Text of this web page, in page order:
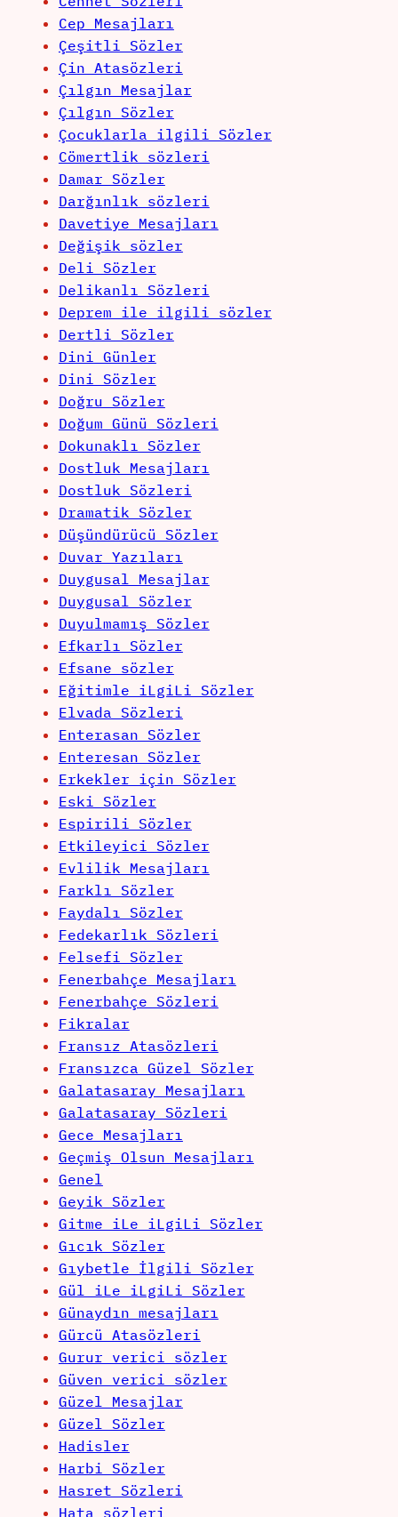
Cep Mesajları
Çeşitli Sözler
Çin Atasözleri
Çılgın Mesajlar
Çılgın Sözler
Çocuklarla ilgili Sözler
Cömertlik sözleri
Damar Sözler
Darğınlık sözleri
Davetiye Mesajları
Değişik sözler
Deli Sözler
Delikanlı Sözleri
Deprem ile ilgili sözler
Dertli Sözler
Dini Günler
Dini Sözler
Doğru Sözler
Doğum Günü Sözleri
Dokunaklı Sözler
Dostluk Mesajları
Dostluk Sözleri
Dramatik Sözler
Düşündürücü Sözler
Duvar Yazıları
Duygusal Mesajlar
Duygusal Sözler
Duyulmamış Sözler
Efkarlı Sözler
Efsane sözler
Eğitimle iLgiLi Sözler
Elvada Sözleri
Enterasan Sözler
Enteresan Sözler
Erkekler için Sözler
Eski Sözler
Espirili Sözler
Etkileyici Sözler
Evlilik Mesajları
Farklı Sözler
Faydalı Sözler
Fedekarlık Sözleri
Felsefi Sözler
Fenerbahçe Mesajları
Fenerbahçe Sözleri
Fikralar
Fransız Atasözleri
Fransızca Güzel Sözler
Galatasaray Mesajları
Galatasaray Sözleri
Gece Mesajları
Geçmiş Olsun Mesajları
Genel
Geyik Sözler
Gitme iLe iLgiLi Sözler
Gıcık Sözler
Gıybetle İlgili Sözler
Gül iLe iLgiLi Sözler
Günaydın mesajları
Gürcü Atasözleri
Gurur verici sözler
Güven verici sözler
Güzel Mesajlar
Güzel Sözler
Hadisler
Harbi Sözler
Hasret Sözleri
Hata sözleri